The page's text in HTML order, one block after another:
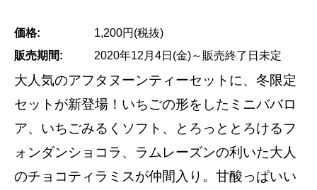
価格:
1,200円(税抜)
販売期間:
2020年12月4日(金)～販売終了日未定
大人気のアフタヌーンティーセットに、冬限定
セットが新登場！いちごの形をしたミニババロ
ア、いちごみるくソフト、とろっととろけるフ
ォンダンショコラ、ラムレーズンの利いた大人
のチョコティラミスが仲間入り。甘酸っぱいい